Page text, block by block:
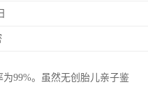
99%。虽然无创胎儿亲子鉴